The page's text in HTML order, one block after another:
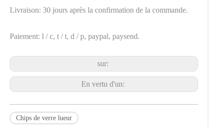
Livraison: 30 jours après la confirmation de la commande.
Paiement: l / c, t / t, d / p, paypal, paysend.
sur:
En vertu d'un:
Chips de verre lueur